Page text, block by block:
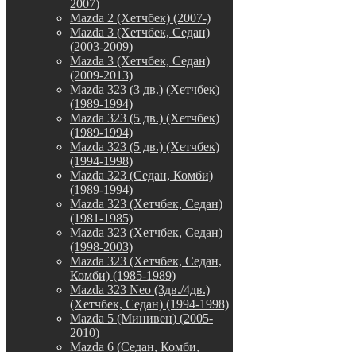
2007)
Mazda 2 (Хетчбек) (2007-)
Mazda 3 (Хетчбек, Седан)
(2003-2009)
Mazda 3 (Хетчбек, Седан)
(2009-2013)
Mazda 323 (3 дв.) (Хетчбек)
(1989-1994)
Mazda 323 (5 дв.) (Хетчбек)
(1989-1994)
Mazda 323 (5 дв.) (Хетчбек)
(1994-1998)
Mazda 323 (Седан, Комби)
(1989-1994)
Mazda 323 (Хетчбек, Седан)
(1981-1985)
Mazda 323 (Хетчбек, Седан)
(1998-2003)
Mazda 323 (Хетчбек, Седан,
Комби) (1985-1989)
Mazda 323 Neo (3дв./4дв.)
(Хетчбек, Седан) (1994-1998)
Mazda 5 (Минивен) (2005-
2010)
Mazda 6 (Седан, Комби,